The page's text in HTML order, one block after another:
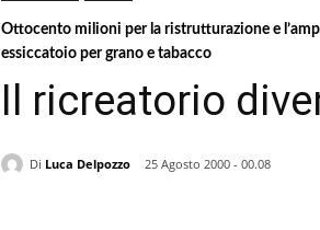
Ottocento milioni per la ristrutturazione e
essiccatoio per grano e tabacco
Il ricreatorio
Di Luca Delpozzo
25 Agosto 2000 - 00.08